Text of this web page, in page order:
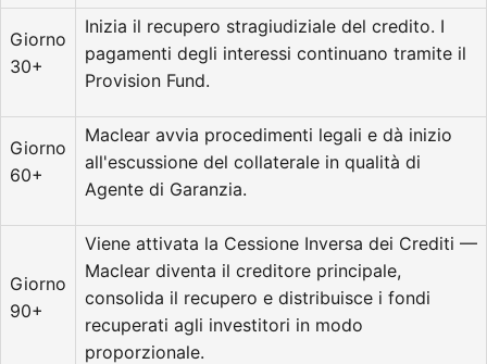
Giorno
30+
Inizia il recupero stragiudiziale del credito. I
pagamenti degli interessi continuano tramite il
Provision Fund.
Giorno
60+
Maclear avvia procedimenti legali e dà inizio
all'escussione del collaterale in qualità di
Agente di Garanzia.
Giorno
90+
Viene attivata la Cessione Inversa dei Crediti —
Maclear diventa il creditore principale,
consolida il recupero e distribuisce i fondi
recuperati agli investitori in modo
proporzionale.